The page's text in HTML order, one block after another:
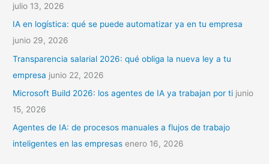
r
:
julio 13, 2026
IA en logística: qué se puede automatizar ya en tu empresa
junio 29, 2026
Transparencia salarial 2026: qué obliga la nueva ley a tu
empresa junio 22, 2026
Microsoft Build 2026: los agentes de IA ya trabajan por ti junio
15, 2026
Agentes de IA: de procesos manuales a flujos de trabajo
inteligentes en las empresas enero 16, 2026